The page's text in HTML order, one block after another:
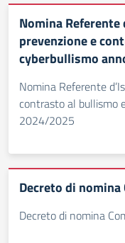
Nomina
prevenzione e
cyberbullismo
Nomina Referente
contrasto al bullismo
2024/2025
Decreto di
Decreto di nomina